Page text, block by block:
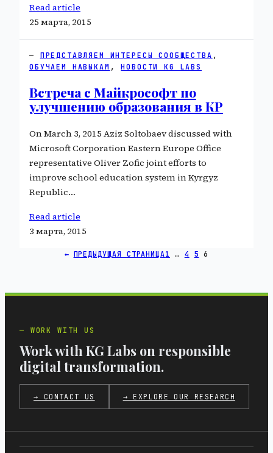
Read article
25 марта, 2015
ПРЕДСТАВЛЯЕМ ИНТЕРЕСЫ СООБЩЕСТВА
ОБУЧАЕМ НАВЫКАМ , НОВОСТИ KG LABS
Встреча с Майкрософт по
улучшению образования в КР
On March 3, 2015 Aziz Soltobaev discussed with
Microsoft Corporation Eastern Europe Office
representative Oliver Zofic joint efforts to
improve school education system in Kyrgyz
Republic…
Read article
3 марта, 2015
← ПРЕДЫДУЩАЯ СТРАНИЦА1 … 4 5 6
WORK WITH US
Work with KG Labs on responsible
digital transformation.
→ CONTACT US → EXPLORE OUR RESEARCH